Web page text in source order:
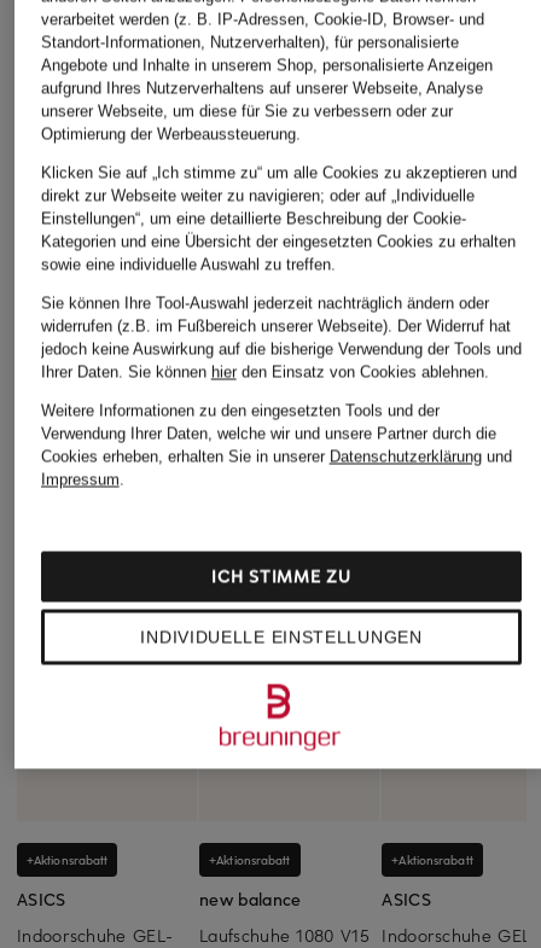
Bestpreis:118,99 €
Ursprünglich:200 €
Bestpreis:
Ursprünglich:
ÄHNLICHE ARTIKEL ENTDECKEN
+Aktionsrabatt
ASICS
Indoorschuhe GEL-
+Aktionsrabatt
new balance
Laufschuhe 1080 V15
+Aktionsrabatt
ASICS
Indoorschuhe GEL-
verarbeitet werden (z. B. IP-Adressen, Cookie-ID, Browser- und
Standort-Informationen, Nutzerverhalten), für personalisierte
Angebote und Inhalte in unserem Shop, personalisierte Anzeigen
aufgrund Ihres Nutzerverhaltens auf unserer Webseite, Analyse
unserer Webseite, um diese für Sie zu verbessern oder zur
Optimierung der Werbeaussteuerung.
Klicken Sie auf „Ich stimme zu“ um alle Cookies zu akzeptieren und
direkt zur Webseite weiter zu navigieren; oder auf „Individuelle
Einstellungen“, um eine detaillierte Beschreibung der Cookie-
Kategorien und eine Übersicht der eingesetzten Cookies zu erhalten
sowie eine individuelle Auswahl zu treffen.
Sie können Ihre Tool-Auswahl jederzeit nachträglich ändern oder
widerrufen (z.B. im Fußbereich unserer Webseite). Der Widerruf hat
jedoch keine Auswirkung auf die bisherige Verwendung der Tools und
Ihrer Daten. Sie können hierden Einsatz von Cookies ablehnen.
Weitere Informationen zu den eingesetzten Tools und der
Verwendung Ihrer Daten, welche wir und unsere Partner durch die
Cookies erheben, erhalten Sie in unserer Datenschutzerklärungund
Impressum.
INDIVIDUELLE EINSTELLUNGEN
ICH STIMME ZU